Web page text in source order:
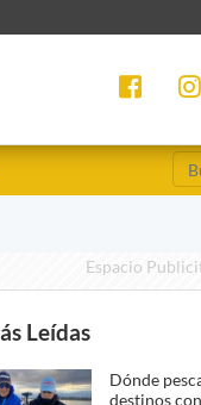
Espacio
Leídas
Dónde
destinos